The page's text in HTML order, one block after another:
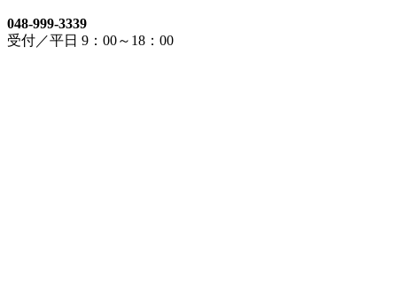
048-999-3339
受付／平日 9：00～18：00